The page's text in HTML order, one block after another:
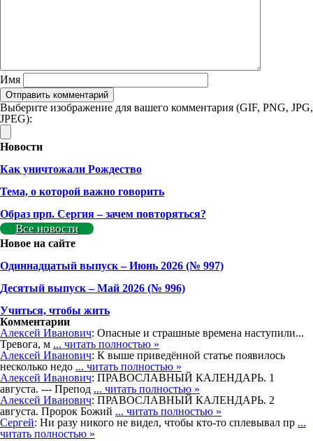
Имя
Выберите изображение для вашего комментария (GIF, PNG, JPG,
JPEG):
Новости
Как уничтожали Рождество
Тема, о которой важно говорить
Образ прп. Сергия – зачем повторяться?
Все новости
Новое на сайте
Одиннадцатый выпуск – Июнь 2026 (№ 997)
Деcятый выпуск – Май 2026 (№ 996)
Учиться, чтобы жить
Комментарии
Алексей Иванович: Опасные и страшные времена наступили...
Тревога, м ... читать полностью »
Алексей Иванович: К выше приведённой статье появилось
несколько недо ... читать полностью »
Алексей Иванович: ПРАВОСЛАВНЫЙ КАЛЕНДАРЬ. 1
августа. --- Препод ... читать полностью »
Алексей Иванович: ПРАВОСЛАВНЫЙ КАЛЕНДАРЬ. 2
августа. Пророк Божий ... читать полностью »
Сергей: Ни разу никого не видел, чтобы кто-то сплевывал пр ...
читать полностью »